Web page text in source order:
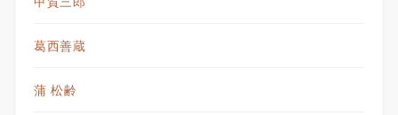
葛西善蔵
蒲 松齢